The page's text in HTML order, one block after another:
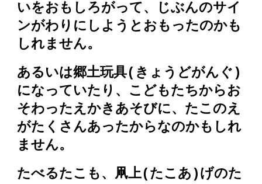
いをおもしろがって、じぶんのサイ
ンがわりにしようとおもったのかも
しれません。
あるいは郷土玩具(きょうどがんぐ)
になっていたり、こどもたちからお
そわったえかきあそびに、たこのえ
がたくさんあったからなのかもしれ
ません。
たべるたこも、凧上(たこあ)げのた